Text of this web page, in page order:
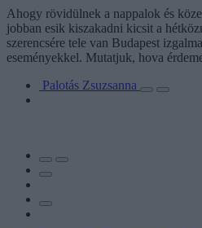
Ahogy rövidülnek a nappalok és
jobban esik kiszakadni kicsit a
szerencsére tele van Budapest
eseményekkel. Mutatjuk, hova
Palotás Zsuzsanna